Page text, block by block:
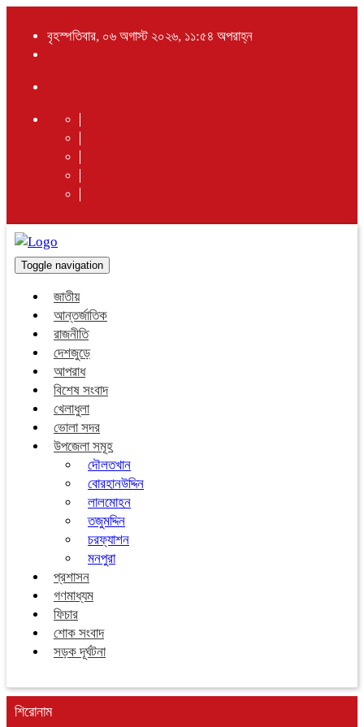
বৃহস্পতিবার, ০৬ অগাস্ট ২০২৬, ১১:৫৪ অপরাহ্ন
Toggle navigation
জাতীয়
আন্তর্জাতিক
রাজনীতি
দেশজুড়ে
আপরাধ
বিশেষ সংবাদ
খেলাধুলা
ভোলা সদর
উপজেলা সমূহ
দৌলতখান
বোরহানউদ্দিন
লালমোহন
তজুমদ্দিন
চরফ্যাশন
মনপুরা
প্রশাসন
গণমাধ্যম
ফিচার
শোক সংবাদ
সড়ক দূর্ঘটনা
শিরোনাম